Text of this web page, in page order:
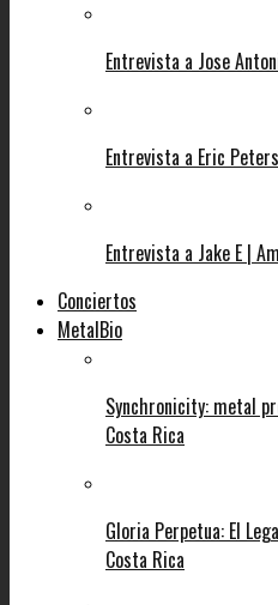
Entrevista a Jose
Entrevista a Eric
Entrevista a Jake E |
Conciertos
MetalBio
Synchronicity: metal
Costa Rica
Gloria Perpetua: El
Costa Rica